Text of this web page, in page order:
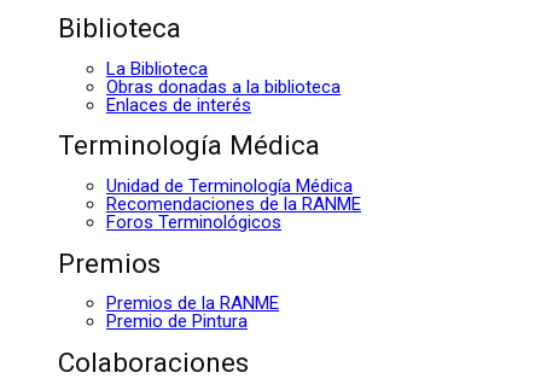
Biblioteca
La Biblioteca
Obras donadas a la biblioteca
Enlaces de interés
Terminología Médica
Unidad de Terminología Médica
Recomendaciones de la RANME
Foros Terminológicos
Premios
Premios de la RANME
Premio de Pintura
Colaboraciones